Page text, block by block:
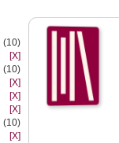
(10)
[X]
(10)
[X]
[X]
[X]
(10)
[X]